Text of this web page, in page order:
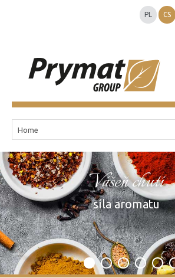
PL CS
Vášeň chutí
síla aromatu